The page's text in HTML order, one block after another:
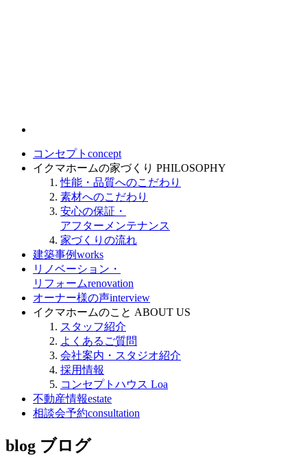
コンセプト concept
イクマホームの家づくり PHILOSOPHY
性能・品質へのこだわり
素材へのこだわり
安心の保証・
アフターメンテナンス
家づくりの流れ
建築事例works
リノベーション・
リフォームrenovation
オーナー様の声interview
イクマホームのこと ABOUT US
スタッフ紹介
よくあるご質問
会社案内・スタジオ紹介
採用情報
コンセプトハウス Loa
不動産情報estate
相談会予約consultation
blog ブログ